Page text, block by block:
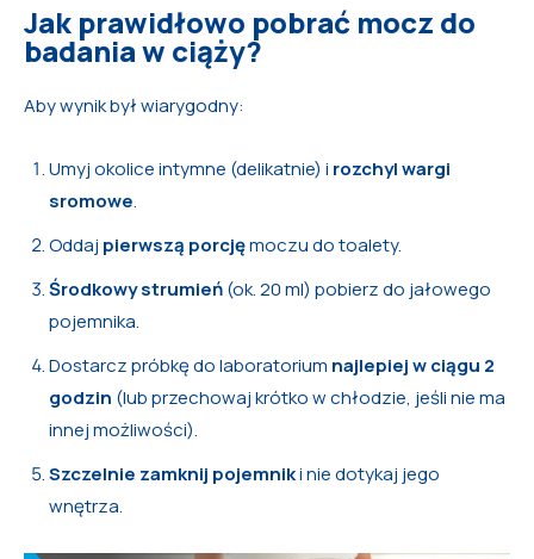
Jak prawidłowo pobrać mocz do
badania w ciąży?
Aby wynik był wiarygodny:
Umyj okolice intymne (delikatnie) i rozchyl wargi
sromowe.
Oddaj pierwszą porcjęmoczu do toalety.
Środkowy strumień(ok. 20 ml) pobierz do jałowego
pojemnika.
Dostarcz próbkę do laboratorium najlepiej w ciągu 2
godzin (lub przechowaj krótko w chłodzie, jeśli nie ma
innej możliwości).
Szczelnie zamknij pojemniki nie dotykaj jego
wnętrza.